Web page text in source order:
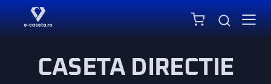
0
CASETA DIRECTIE